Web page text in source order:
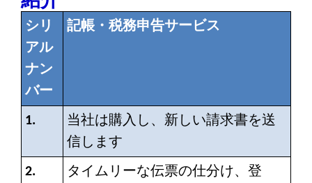
シリ
アル
ナン
バー
記帳・税務申告サービス
1.
当社は購入し、新しい請求書を送
信します
2.
タイムリーな伝票の仕分け、登